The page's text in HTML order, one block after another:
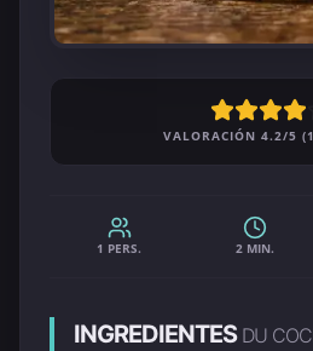
VALORACIÓN 4.2/5
1 PERS. 2 MIN.
INGREDIENTES DU